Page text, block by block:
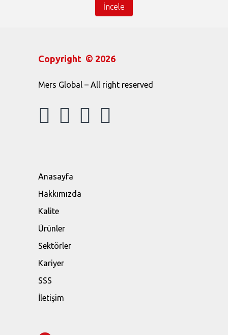
İncele
Copyright © 2026
Mers Global – All right reserved
Anasayfa
Hakkımızda
Kalite
Ürünler
Sektörler
Kariyer
SSS
İletişim